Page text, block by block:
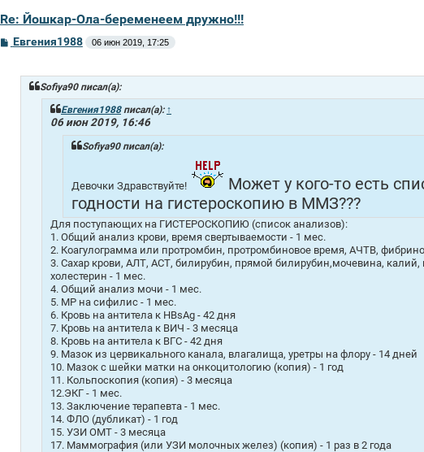
Re: Йошкар-Ола-беременеем дружно!!!
СЕвгения1988 06 июн 2019, 17:25
Sofiya90 писал(а):
Евгения1988писал(а): ↑
06 июн 2019, 16:46
Sofiya90 писал(а):
Девочки Здравствуйте!
Может у кого-то есть
годности на гистероскопию в ММЗ???
Для поступающих на ГИСТЕРОСКОПИЮ (список анализов):
1. Общий анализ крови, время свертываемости - 1 мес.
2. Коагулограмма или протромбин, протромбиновое время, АЧТВ,
3. Сахар крови, АЛТ, АСТ, билирубин, прямой билирубин,мочевина,
холестерин - 1 мес.
4. Общий анализ мочи - 1 мес.
5. МР на сифилис - 1 мес.
6. Кровь на антитела к HBsAg - 42 дня
7. Кровь на антитела к ВИЧ - 3 месяца
8. Кровь на антитела к ВГС - 42 дня
9. Мазок из цервикального канала, влагалища, уретры на флору - 14 дней
10. Мазок с шейки матки на онкоцитологию (копия) - 1 год
11. Кольпоскопия (копия) - 3 месяца
12.ЭКГ - 1 мес.
13. Заключение терапевта - 1 мес.
14. ФЛО (дубликат) - 1 год
15. УЗИ ОМТ - 3 месяца
17. Маммография (или УЗИ молочных желез) (копия) - 1 раз в 2 года